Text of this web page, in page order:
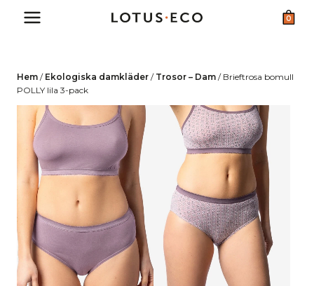
0
Hem / Ekologiska damkläder / Trosor – Dam / Brieftrosa bomull
POLLY lila 3-pack